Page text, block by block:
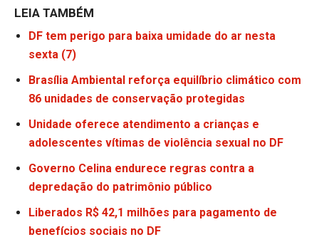
LEIA TAMBÉM
DF tem perigo para baixa umidade do ar nesta
sexta (7)
Brasília Ambiental reforça equilíbrio climático com
86 unidades de conservação protegidas
Unidade oferece atendimento a crianças e
adolescentes vítimas de violência sexual no DF
Governo Celina endurece regras contra a
depredação do patrimônio público
Liberados R$ 42,1 milhões para pagamento de
benefícios sociais no DF